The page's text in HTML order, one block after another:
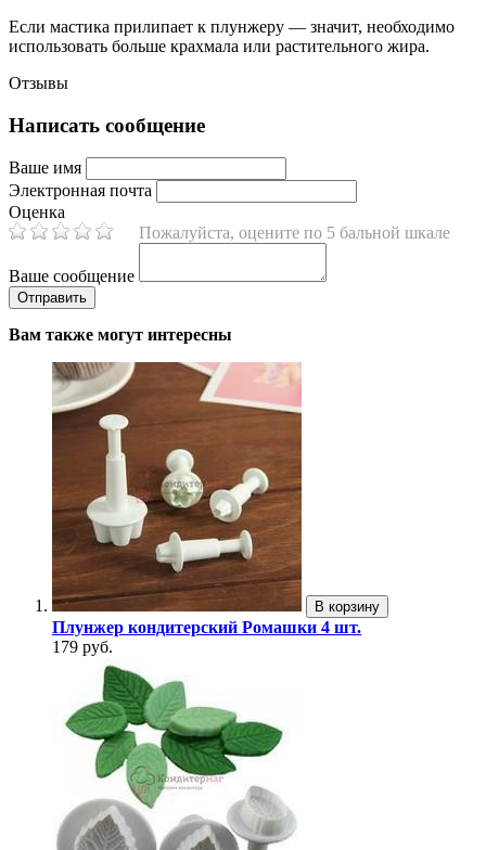
Если мастика прилипает к плунжеру — значит, необходимо
использовать больше крахмала или растительного жира.
Отзывы
Написать сообщение
Ваше имя
Электронная почта
Оценка
Пожалуйста, оцените по 5 бальной шкале
Ваше сообщение
Вам также могут интересны
В корзину
Плунжер кондитерский Ромашки 4 шт.
179 руб.